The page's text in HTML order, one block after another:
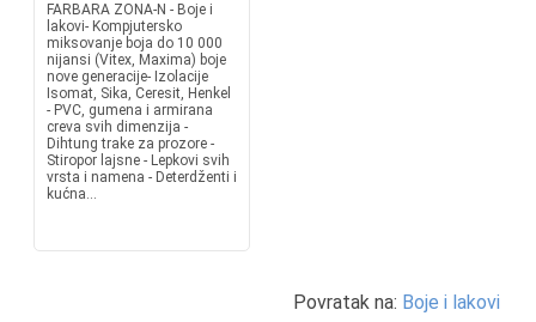
FARBARA ZONA-N - Boje i
lakovi- Kompjutersko
miksovanje boja do 10 000
nijansi (Vitex, Maxima) boje
nove generacije- Izolacije
Isomat, Sika, Ceresit, Henkel
- PVC, gumena i armirana
creva svih dimenzija -
Dihtung trake za prozore -
Stiropor lajsne - Lepkovi svih
vrsta i namena - Deterdženti i
kućna...
Povratak na: Boje i lakovi